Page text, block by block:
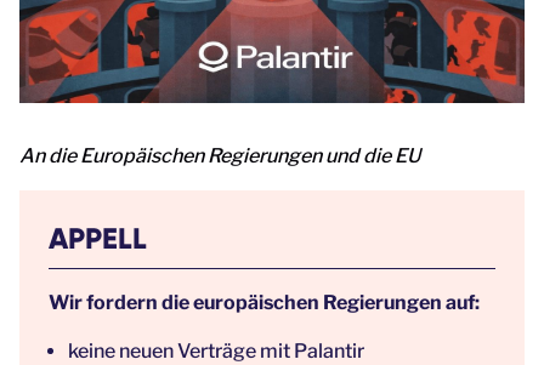
An die Europäischen Regierungen und die EU
APPELL
Wir fordern die europäischen Regierungen auf:
keine neuen Verträge mit Palantir